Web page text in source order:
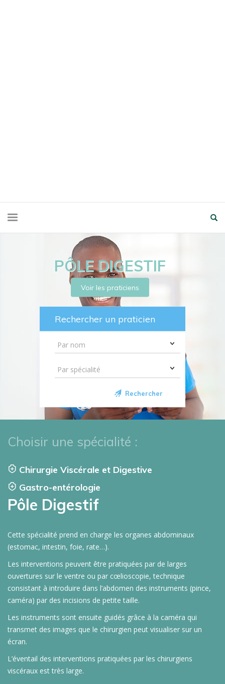
PÔLE DIGESTIF
Voir les praticiens
Rechercher un praticien
Rechercher
Choisir une spécialité :
Chirurgie Viscérale et Digestive
Gastro-entérologie
Pôle Digestif
Cette spécialité prend en charge les organes abdominaux
(estomac, intestin, foie, rate…).
Les interventions peuvent être pratiquées par de larges
ouvertures sur le ventre ou par cœlioscopie, technique
consistant à introduire dans l’abdomen des instruments (pince,
caméra) par des incisions de petite taille.
Les instruments sont ensuite guidés grâce à la caméra qui
transmet des images que le chirurgien peut visualiser sur un
écran.
L’éventail des interventions pratiquées par les chirurgiens
viscéraux est très large.